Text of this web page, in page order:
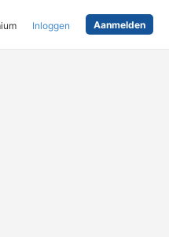
Inloggen Aanmelden